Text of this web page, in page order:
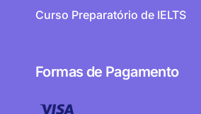
Curso Preparatório de IELTS
Formas de Pagamento